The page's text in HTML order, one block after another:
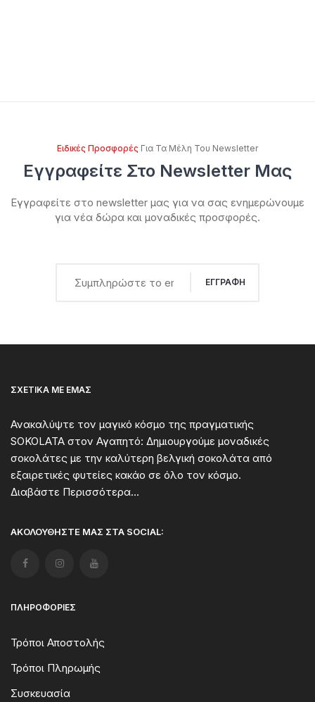
Ειδικές Προσφορές Για Τα Μέλη Του Newsletter
Εγγραφείτε Στο Newsletter Μας
Εγγραφείτε στο newsletter μας για να σας ενημερώνουμε
για νέα δώρα και μοναδικές προσφορές.
ΕΓΓΡΑΦΉ
ΣΧΕΤΙΚΆ ΜΕ ΕΜΆΣ
Ανακαλύψτε τον μαγικό κόσμο της πραγματικής
SOKOLATA στον Αγαπητό: Δημιουργούμε μοναδικές
σοκολάτες με την καλύτερη βελγική σοκολάτα από
εξαιρετικές φυτείες κακάο σε όλο τον κόσμο.
Διαβάστε Περισσότερα...
ΑΚΟΛΟΥΘΉΣΤΕ ΜΑΣ ΣΤΑ SOCIAL:
ΠΛΗΡΟΦΟΡΊΕΣ
Τρόποι Αποστολής
Τρόποι Πληρωμής
Συσκευασία